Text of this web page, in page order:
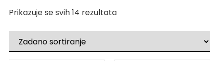
Prikazuje se svih 14 rezultata